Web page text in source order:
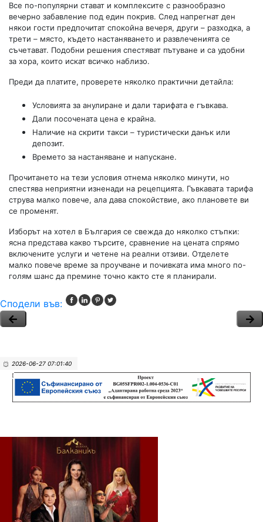
Все по-популярни стават и комплексите с разнообразно
вечерно забавление под един покрив. След напрегнат ден
някои гости предпочитат спокойна вечеря, други – разходка, а
трети – място, където настаняването и развлеченията се
съчетават. Подобни решения спестяват пътуване и са удобни
за хора, които искат всичко наблизо.
Преди да платите, проверете няколко практични детайла:
Условията за анулиране и дали тарифата е гъвкава.
Дали посочената цена е крайна.
Наличие на скрити такси – туристически данък или
депозит.
Времето за настаняване и напускане.
Прочитането на тези условия отнема няколко минути, но
спестява неприятни изненади на рецепцията. Гъвкавата тарифа
струва малко повече, ала дава спокойствие, ако плановете ви
се променят.
Изборът на хотел в България се свежда до няколко стъпки:
ясна представа какво търсите, сравнение на цената спрямо
включените услуги и четене на реални отзиви. Отделете
малко повече време за проучване и почивката има много по-
голям шанс да премине точно както сте я планирали.
Сподели във:
2026-06-27 07:01:40